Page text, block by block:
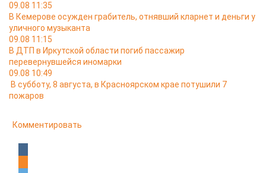
09.08 11:35
В Кемерове осужден грабитель, отнявший кларнет и деньги у
уличного музыканта
09.08 11:15
В ДТП в Иркутской области погиб пассажир
перевернувшейся иномарки
09.08 10:49
В субботу, 8 августа, в Красноярском крае потушили 7
пожаров
Комментировать